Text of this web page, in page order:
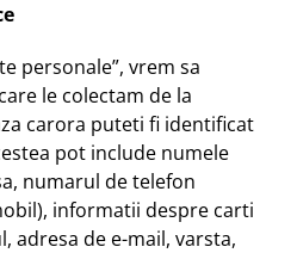
personale”, vrem sa
le colectam de la
carora puteti fi identificat
pot include numele
numarul de telefon
informatii despre carti
adresa de e-mail, varsta,